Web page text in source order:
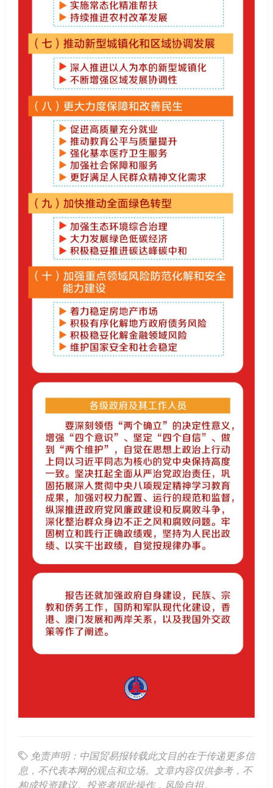
免责声明：中国贸易报转载此文目的在于传递更多信
息，不代表本网的观点和立场。文章内容仅供参考，不
构成投资建议。投资者据此操作，风险自担。